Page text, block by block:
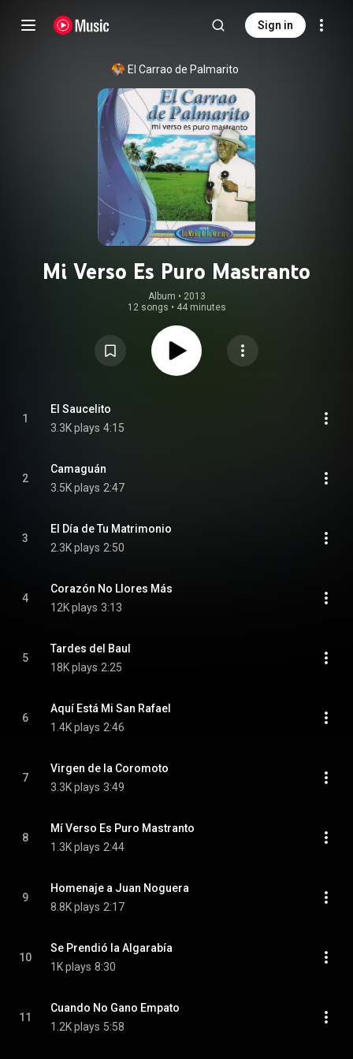
Sign in
El Carrao de Palmarito
Mi Verso Es Puro Mastranto
Album • 2013
12 songs • 44 minutes
1
El Saucelito
3.3K plays 4:15
2
Camaguán
3.5K plays 2:47
3
El Día de Tu Matrimonio
2.3K plays 2:50
4
Corazón No Llores Más
12K plays 3:13
5
Tardes del Baul
18K plays 2:25
6
Aquí Está Mi San Rafael
1.4K plays 2:46
7
Virgen de la Coromoto
3.3K plays 3:49
8
Mí Verso Es Puro Mastranto
1.3K plays 2:44
9
Homenaje a Juan Noguera
8.8K plays 2:17
10
Se Prendió la Algarabía
1K plays 8:30
11
Cuando No Gano Empato
1.2K plays 5:58